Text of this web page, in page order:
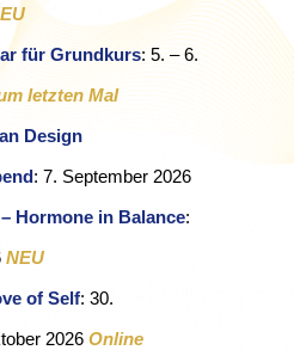
für Grundkurs: 5. – 6.
letzten Mal
Design
: 7. September 2026
Hormone in Balance:
NEU
of Self: 30.
2026 Online